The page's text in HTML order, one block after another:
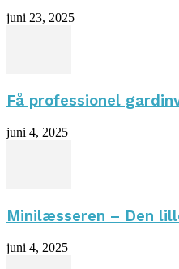
juni 23, 2025
Få professionel
juni 4, 2025
Minilæsseren – Den
juni 4, 2025